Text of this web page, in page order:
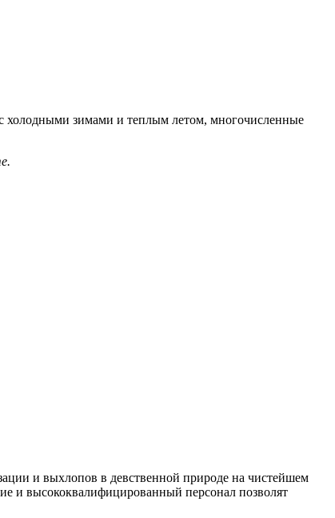
холодными зимами и теплым летом, многочисленные
и выхлопов в девственной природе на чистейшем
и высококвалифицированный персонал позволят